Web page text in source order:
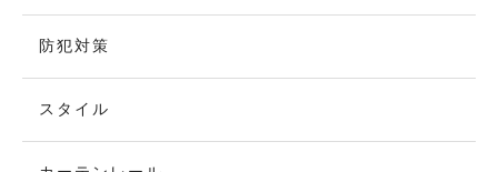
防犯対策
スタイル